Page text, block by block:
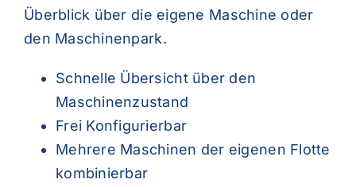
Überblick über die eigene Maschine oder
den Maschinenpark.
Schnelle Übersicht über den
Maschinenzustand
Frei Konfigurierbar
Mehrere Maschinen der eigenen Flotte
kombinierbar